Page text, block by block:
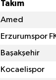
Takım
Amed
Erzurumspor
Başakşehir
Kocaelispor